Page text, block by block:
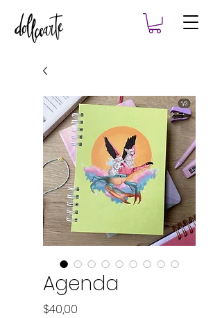
Agenda
$40,00